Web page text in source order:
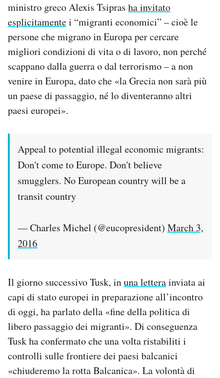
ministro greco Alexis Tsipras ha invitato
esplicitamentei “migranti economici” – cioè le
persone che migrano in Europa per cercare
migliori condizioni di vita o di lavoro, non perché
scappano dalla guerra o dal terrorismo – a non
venire in Europa, dato che «la Grecia non sarà più
un paese di passaggio, né lo diventeranno altri
paesi europei».
Appeal to potential illegal economic migrants:
Don't come to Europe. Don't believe
smugglers. No European country will be a
transit country
— Charles Michel (@eucopresident) March 3,
2016
Il giorno successivo Tusk, inuna letterainviata ai
capi di stato europei in preparazione all’incontro
di oggi, ha parlato della «fine della politica di
libero passaggio dei migranti». Di conseguenza
Tusk ha confermato che una volta ristabiliti i
controlli sulle frontiere dei paesi balcanici
«chiuderemo la rotta Balcanica». La volontà di